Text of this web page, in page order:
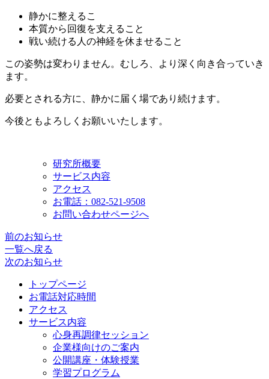
静かに整えるこ
本質から回復を支えること
戦い続ける人の神経を休ませること
この姿勢は変わりません。むしろ、より深く向き合っていき
ます。
必要とされる方に、静かに届く場であり続けます。
今後ともよろしくお願いいたします。
研究所概要
サービス内容
アクセス
お電話：082-521-9508
お問い合わせページへ
前のお知らせ
一覧へ戻る
次のお知らせ
トップページ
お電話対応時間
アクセス
サービス内容
心身再調律セッション
企業様向けのご案内
公開講座・体験授業
学習プログラム